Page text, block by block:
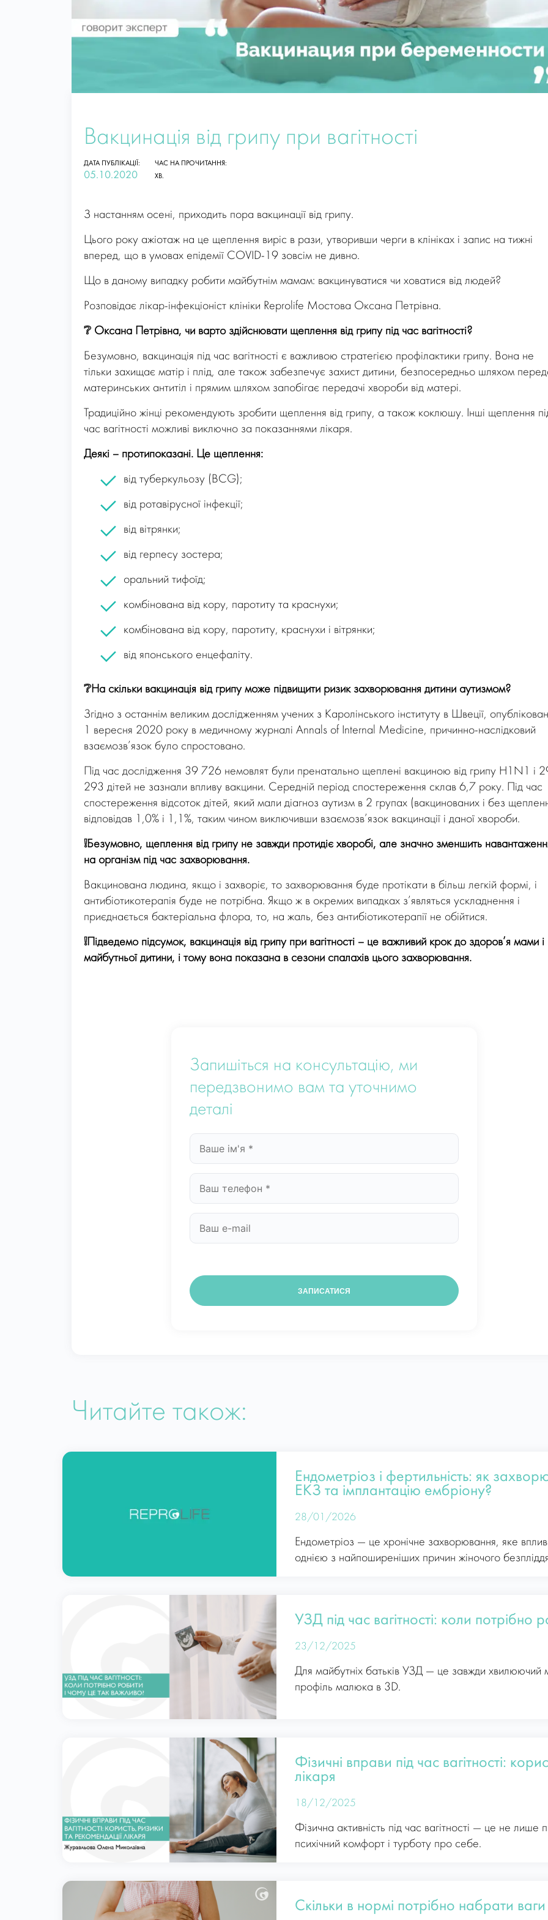
Вакцинація від грипу при вагітності
ДАТА ПУБЛІКАЦІЇ:
05.10.2020
ЧАС НА ПРОЧИТАННЯ:
ХВ.
З настанням осені, приходить пора вакцинації від грипу.
Цього року ажіотаж на це щеплення виріс в рази, утворивши черги в клініках і запис на тижні
вперед, що в умовах епідемії COVID-19 зовсім не дивно.
Що в даному випадку робити майбутнім мамам: вакцинуватися чи ховатися від людей?
Розповідає лікар-інфекціоніст клініки Reprolife Мостова Оксана Петрівна.
❔ Оксана Петрівна, чи варто здійснювати щеплення від грипу під час вагітності?
Безумовно, вакцинація під час вагітності є важливою стратегією профілактики грипу. Вона не
тільки захищає матір і плід, але також забезпечує захист дитини, безпосередньо шляхом
материнських антитіл і прямим шляхом запобігає передачі хвороби від матері.
Традиційно жінці рекомендують зробити щеплення від грипу, а також коклюшу. Інші щеплення
час вагітності можливі виключно за показаннями лікаря.
Деякі – протипоказані. Це щеплення:
від туберкульозу (BCG);
від ротавірусної інфекції;
від вітрянки;
від герпесу зостера;
оральний тифоїд;
комбінована від кору, паротиту та краснухи;
комбінована від кору, паротиту, краснухи і вітрянки;
від японського енцефаліту.
❔На скільки вакцинація від грипу може підвищити ризик захворювання дитини аутизмом?
Згідно з останнім великим дослідженням учених з Каролінського інституту в Швеції,
1 вересня 2020 року в медичному журналі Annals of Internal Medicine, причинно-наслідковий
взаємозв’язок було спростовано.
Під час дослідження 39 726 немовлят були пренатально щеплені вакциною від грипу H1N1 і
293 дітей не зазнали впливу вакцини. Середній період спостереження склав 6,7 року. Під час
спостереження відсоток дітей, який мали діагноз аутизм в 2 групах (вакцинованих і без
відповідав 1,0% і 1,1%, таким чином виключивши взаємозв’язок вакцинації і даної хвороби.
❕Безумовно, щеплення від грипу не завжди протидіє хворобі, але значно зменшить
на організм під час захворювання.
Вакцинована людина, якщо і захворіє, то захворювання буде протікати в більш легкій формі, і
антибіотикотерапія буде не потрібна. Якщо ж в окремих випадках з’являться ускладнення і
приєднається бактеріальна флора, то, на жаль, без антибіотикотерапії не обійтися.
❕Підведемо підсумок, вакцинація від грипу при вагітності – це важливий крок до здоров’я мами і
майбутньої дитини, і тому вона показана в сезони спалахів цього захворювання.
Запишіться на консультацію, ми
передзвонимо вам та уточнимо
деталі
Читайте також:
Ендометріоз і фертильність: як
ЕКЗ та імплантацію ембріону?
28/01/2026
Ендометріоз — це хронічне захворювання, яке
однією з найпоширеніших причин жіночого
УЗД під час вагітності: коли потрібно
23/12/2025
Для майбутніх батьків УЗД — це завжди
профіль малюка в 3D.
Фізичні вправи під час вагітності:
лікаря
18/12/2025
Фізична активність під час вагітності — це не
психічний комфорт і турботу про себе.
Скільки в нормі потрібно набрати ваги